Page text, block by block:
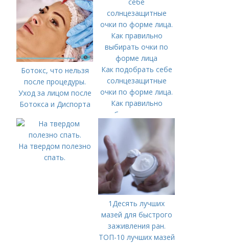
Ботокс, что нельзя
после процедуры.
Уход за лицом после
Ботокса и Диспорта
Как подобрать себе
солнцезащитные
очки по форме лица.
Как правильно
выбирать очки по
форме лица
На твердом полезно
спать.
1Десять лучших
мазей для быстрого
заживления ран.
ТОП-10 лучших мазей